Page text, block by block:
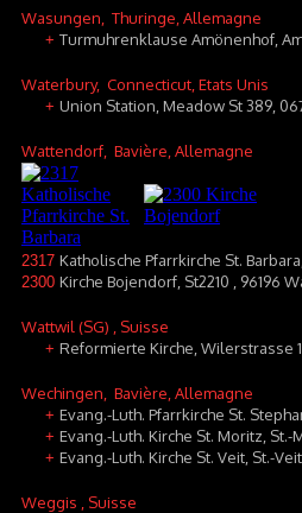
Wasungen , Thuringe, Allemagne
+ Turmuhrenklause Amönenhof,
Waterbury, Connecticut, Etats Unis
+ Union Station, Meadow St 389,
Wattendorf , Bavière, Allemagne
2317 Katholische Pfarrkirche St.
2300 Kirche Bojendorf, St2210 , 96196
Wattwil (SG) , Suisse
+ Reformierte Kirche, Wilerstrasse
Wechingen , Bavière, Allemagne
+ Evang.-Luth. Pfarrkirche St.
+ Evang.-Luth. Kirche St. Moritz,
+ Evang.-Luth. Kirche St. Veit, St.-
Weggis , Suisse